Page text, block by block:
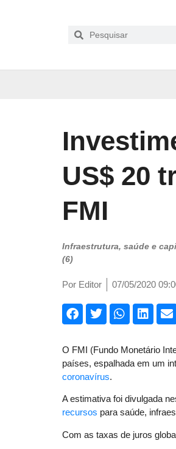
US$ 20
FMI
Infraestrutura, saúde e
(6)
Por Editor 07/05/2020
O FMI (Fundo Monetário
países, espalhada em um
coronavírus.
A estimativa foi divulgada
recursos para saúde,
Com as taxas de juros